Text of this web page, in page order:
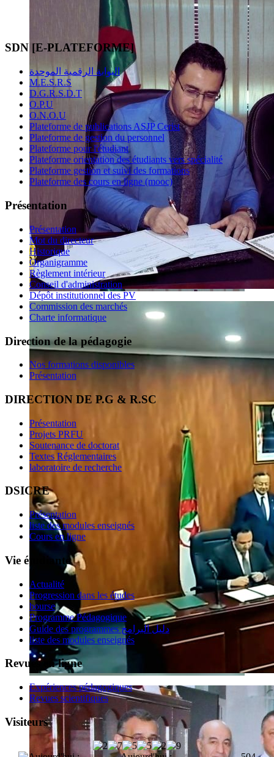
SDN [E-PLATEFORME]
البوابة الرقمية الموحدة
M.E.S.R.S
D.G.R.S.D.T
O.P.U
O.N.O.U
Plateforme de publications ASJP Cerist
Plateforme de gestion du personnel
Plateforme pour l'étudiant
Plateforme orientation des étudiants vers spécialité
Plateforme gestion et suivi des formations
Plateforme des cours en ligne (mooc)
Présentation
Présentation
Mot du directeur
Historique
Organigramme
Règlement intérieur
Conseil d'administration
Dépôt institutionnel des PV
Commission des marchés
Charte informatique
Direction de la pédagogie
Nos formations disponibles
Présentation
DIRECTION DE P.G & R.SC
Présentation
Projets PRFU
Soutenance de doctorat
Textes Réglementaires
laboratoire de recherche
DSICRE
Présentation
liste des modules enseignés
Cours en ligne
Vie étudiante
Actualité
Progression dans les études
bourse
Programme Pédagogique
Guide des programmes دليل البرامج
liste des modules enseignés
Revues en ligne
Expériences pédagogiques
Revues scientifiques
Visiteurs